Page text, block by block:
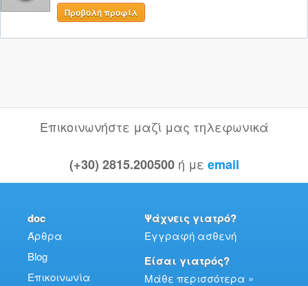
Προβολή προφίλ
Επικοινωνήστε μαζί μας τηλεφωνικά
(+30) 2815.200500 ή με email
doc
Άρθρα
Blog
Επικοινωνία
Ψάχνεις γιατρό?
Εγγραφή ασθενή
Είσαι γιατρός?
Μάθε περισσότερα »